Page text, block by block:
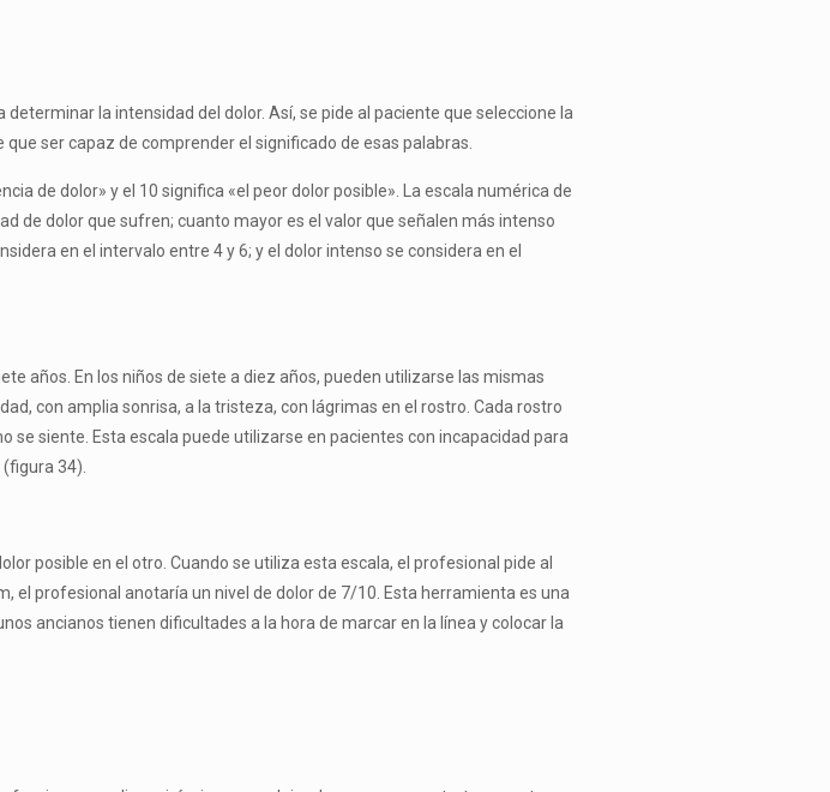
la intensidad del dolor. Así, se pide al paciente que seleccione la
ser capaz de comprender el significado de esas palabras.
de dolor» y el 10 significa «el peor dolor posible». La escala numérica de
de dolor que sufren; cuanto mayor es el valor que señalen más intenso
en el intervalo entre 4 y 6; y el dolor intenso se considera en el
años. En los niños de siete a diez años, pueden utilizarse las mismas
con amplia sonrisa, a la tristeza, con lágrimas en el rostro. Cada rostro
siente. Esta escala puede utilizarse en pacientes con incapacidad para
34).
posible en el otro. Cuando se utiliza esta escala, el profesional pide al
el profesional anotaría un nivel de dolor de 7/10. Esta herramienta es una
ancianos tienen dificultades a la hora de marcar en la línea y colocar la